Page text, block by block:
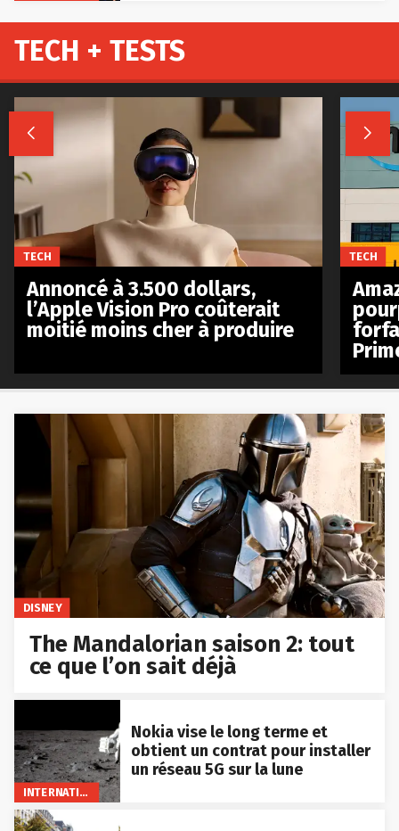
DISNEY
The Mandalorian saison 2: tout
ce que l’on sait déjà
INTERNATIONAL
Nokia vise le long terme et
obtient un contrat pour installer
un réseau 5G sur la lune
TECH + TESTS
 
TECH
Annoncé à 3.500 dollars,
l’Apple Vision Pro coûterait
moitié moins cher à produire
TECH